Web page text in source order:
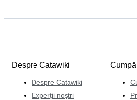
Despre Catawiki
Despre Catawiki
Experții noștri